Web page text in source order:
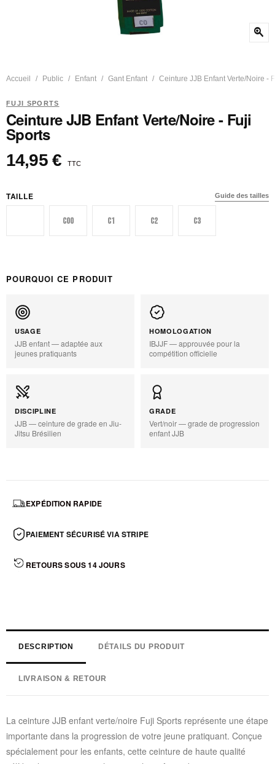
zoom_in
Accueil Public Enfant Gant Enfant Ceinture JJB Enfant Verte/Noire -
FUJI SPORTS
Ceinture JJB Enfant Verte/Noire - Fuji
Sports
14,95 € TTC
TAILLE
C00 C1 C2 C3
Guide des tailles
POURQUOI CE PRODUIT
USAGE
JJB enfant — adaptée aux
jeunes pratiquants
HOMOLOGATION
IBJJF — approuvée pour la
compétition officielle
DISCIPLINE
JJB — ceinture de grade en Jiu-
Jitsu Brésilien
GRADE
Vert/noir — grade de progression
enfant JJB
EXPÉDITION RAPIDE
PAIEMENT SÉCURISÉ VIA STRIPE
RETOURS SOUS 14 JOURS
DESCRIPTION DÉTAILS DU PRODUIT
LIVRAISON & RETOUR
La ceinture JJB enfant verte/noire Fuji Sports représente une étape
importante dans la progression de votre jeune pratiquant. Conçue
spécialement pour les enfants, cette ceinture de haute qualité